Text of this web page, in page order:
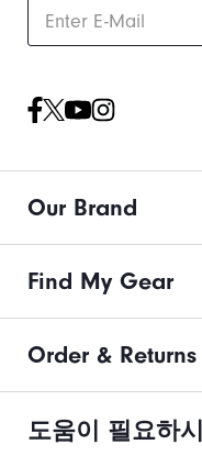
Our Brand
Find My Gear
Order & Returns
도움이 필요하